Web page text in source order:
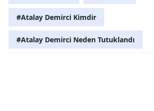
#Atalay Demirci Kimdir
#Atalay Demirci Neden Tutuklandı